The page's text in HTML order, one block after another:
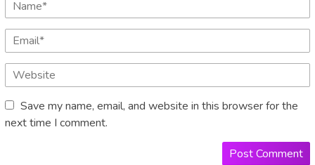
Save my name, email, and website in this browser for the
next time I comment.